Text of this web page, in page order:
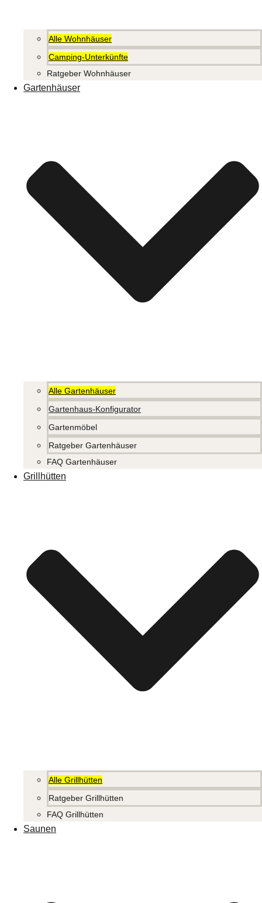
Alle Wohnhäuser
Camping-Unterkünfte
Ratgeber Wohnhäuser
Gartenhäuser
Alle Gartenhäuser
Gartenhaus-Konfigurator
Gartenmöbel
Ratgeber Gartenhäuser
FAQ Gartenhäuser
Grillhütten
Alle Grillhütten
Ratgeber Grillhütten
FAQ Grillhütten
Saunen